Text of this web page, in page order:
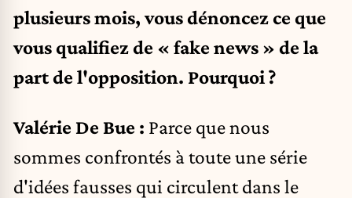
plusieurs mois, vous dénoncez ce que
vous qualifiez de « fake news » de la
part de l'opposition. Pourquoi ?
Valérie De Bue : Parce que nous
sommes confrontés à toute une série
d'idées fausses qui circulent dans le